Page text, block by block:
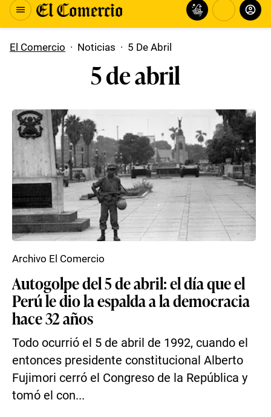
El Comercio · Noticias · 5 De Abril
5 de abril
Autogolpe del 5 de abril: el día que el
Perú le dio la espalda a la democracia
hace 32 años
Todo ocurrió el 5 de abril de 1992, cuando el
entonces presidente constitucional Alberto
Fujimori cerró el Congreso de la República y
tomó el con...
Archivo El Comercio